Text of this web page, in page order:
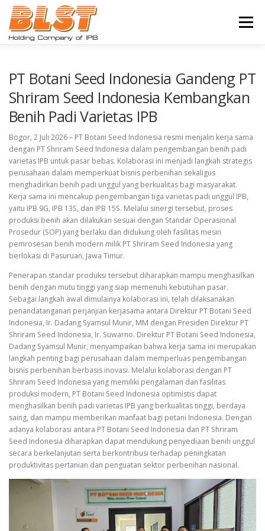
Lompat
konten
Menu
UNDUH INFORMASI BERITA
HUBUNGI KAMI
PT Botani Seed Indonesia Gandeng PT
Shriram Seed Indonesia Kembangkan
Benih Padi Varietas IPB
Bogor, 2 Juli 2026 – PT Botani Seed Indonesia resmi menjalin kerja sama
dengan PT Shriram Seed Indonesia dalam pengembangan benih padi
varietas IPB untuk pasar bebas. Kolaborasi ini menjadi langkah strategis
perusahaan dalam memperkuat bisnis perbenihan sekaligus
menghadirkan benih padi unggul yang berkualitas bagi masyarakat.
Kerja sama ini mencakup pengembangan tiga varietas padi unggul IPB,
yaitu IPB 9G, IPB 13S, dan IPB 15S. Melalui sinergi tersebut, proses
produksi benih akan dilakukan sesuai dengan Standar Operasional
Prosedur (SOP) yang berlaku dan didukung oleh fasilitas mesin
pemrosesan benih modern milik PT Shriram Seed Indonesia yang
berlokasi di Pasuruan, Jawa Timur.
Penerapan standar produksi tersebut diharapkan mampu menghasilkan
benih dengan mutu tinggi yang siap memenuhi kebutuhan pasar.
Sebagai langkah awal dimulainya kolaborasi ini, telah dilaksanakan
penandatanganan perjanjian kerjasama antara Direktur PT Botani Seed
Indonesia, Ir. Dadang Syamsul Munir, MM dengan Presiden Direktur PT
Shriram Seed Indonesia, Ir. Suwarno. Direktur PT Botani Seed Indonesia,
Dadang Syamsul Munir, menyampaikan bahwa kerja sama ini merupakan
langkah penting bagi perusahaan dalam memperluas pengembangan
bisnis perbenihan berbasis inovasi. Melalui kolaborasi dengan PT
Shriram Seed Indonesia yang memiliki pengalaman dan fasilitas
produksi modern, PT Botani Seed Indonesia optimistis dapat
menghasilkan benih padi varietas IPB yang berkualitas tinggi, berdaya
saing, dan mampu memberikan manfaat bagi petani Indonesia. Dengan
adanya kolaborasi antara PT Botani Seed Indonesia dan PT Shriram
Seed Indonesia diharapkan dapat mendukung penyediaan benih unggul
secara berkelanjutan serta berkontribusi terhadap peningkatan
produktivitas pertanian dan penguatan sektor perbenihan nasional.